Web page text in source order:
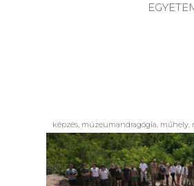
képzés, múzeumandragógia, műhely,